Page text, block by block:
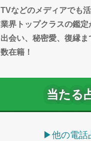
TVなどのメディアでも活
業界トップクラスの鑑定
出会い、秘密愛、復縁
数在籍！
当たる
▶他の電話